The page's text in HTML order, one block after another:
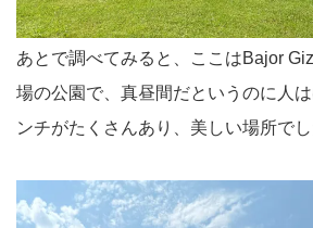
あとで調べてみると、ここはBajor
場の公園で、真昼間だというのに人
ンチがたくさんあり、美しい場所でし